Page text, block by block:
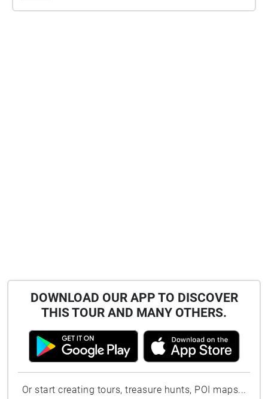
DOWNLOAD OUR APP TO DISCOVER
THIS TOUR AND MANY OTHERS.
Or start creating tours, treasure hunts, POI maps...